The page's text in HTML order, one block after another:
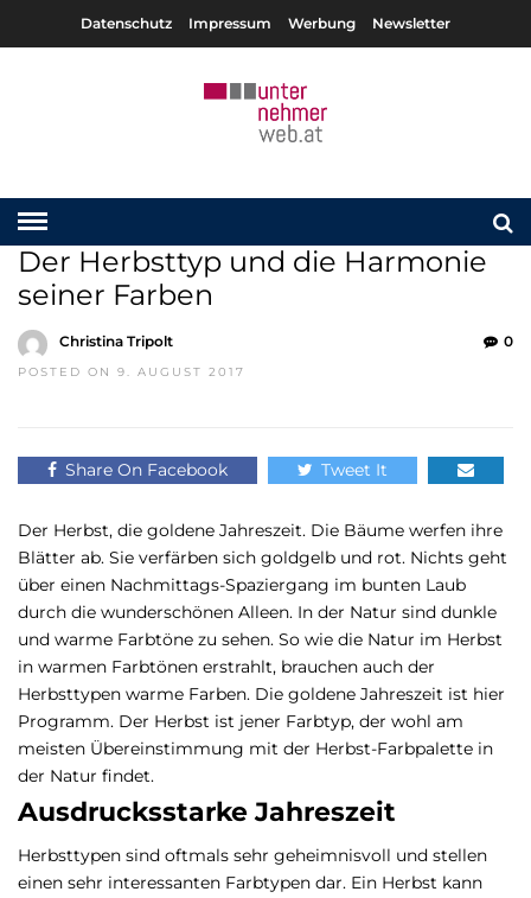
Datenschutz Impressum Werbung Newsletter
Der Herbsttyp und die Harmonie
seiner Farben
Christina Tripolt
POSTED ON 9. AUGUST 2017
0
Share On Facebook Tweet It
Der Herbst, die goldene Jahreszeit. Die Bäume werfen ihre
Blätter ab. Sie verfärben sich goldgelb und rot. Nichts geht
über einen Nachmittags-Spaziergang im bunten Laub
durch die wunderschönen Alleen. In der Natur sind dunkle
und warme Farbtöne zu sehen. So wie die Natur im Herbst
in warmen Farbtönen erstrahlt, brauchen auch der
Herbsttypen warme Farben. Die goldene Jahreszeit ist hier
Programm. Der Herbst ist jener Farbtyp, der wohl am
meisten Übereinstimmung mit der Herbst-Farbpalette in
der Natur findet.
Ausdrucksstarke Jahreszeit
Herbsttypen sind oftmals sehr geheimnisvoll und stellen
einen sehr interessanten Farbtypen dar. Ein Herbst kann